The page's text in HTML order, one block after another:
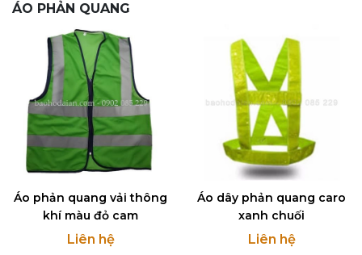
ÁO PHẢN QUANG
Áo phản quang vải thông
khí màu đỏ cam
Liên hệ
Áo dây phản quang caro
xanh chuối
Liên hệ